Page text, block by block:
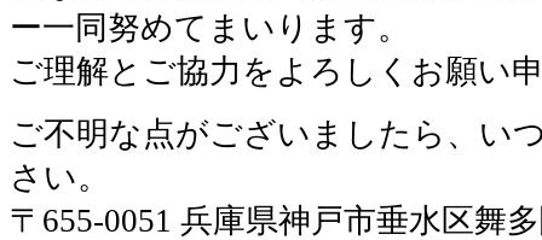
ー一同努めてまいります。
ご理解とご協力をよろしくお願い
ご不明な点がございましたら、い
さい。
〒655-0051 兵庫県神戸市垂水区舞